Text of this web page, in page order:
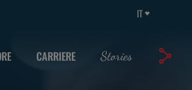
IT
CARRIERE Stories